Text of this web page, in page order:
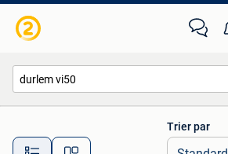
Toutes les distances…
Trier par